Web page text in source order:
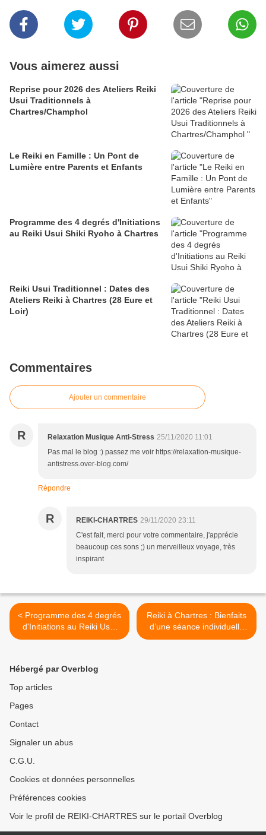
Vous aimerez aussi
Reprise pour 2026 des Ateliers Reiki
Usui Traditionnels à
Chartres/Champhol
Le Reiki en Famille : Un Pont de
Lumière entre Parents et Enfants
Programme des 4 degrés d'Initiations
au Reiki Usui Shiki Ryoho à Chartres
Reiki Usui Traditionnel : Dates des
Ateliers Reiki à Chartres (28 Eure et
Loir)
Commentaires
Ajouter un commentaire
R Relaxation Musique Anti-Stress 25/11/2020 11:01
Pas mal le blog :) passez me voir https://relaxation-musique-
antistress.over-blog.com/
Répondre
R REIKI-CHARTRES 29/11/2020 23:11
C'est fait, merci pour votre commentaire, j'apprécie
beaucoup ces sons ;) un merveilleux voyage, très
inspirant
< Programme des 4 degrés
d'Initiations au Reiki Usui
Shiki Ryoho à Chartres
Reiki à Chartres : Bienfaits
d’une séance individuelle
de Reiki Usui traditionnel >
Hébergé par Overblog
Top articles
Pages
Contact
Signaler un abus
C.G.U.
Cookies et données personnelles
Préférences cookies
Voir le profil de REIKI-CHARTRES sur le portail Overblog